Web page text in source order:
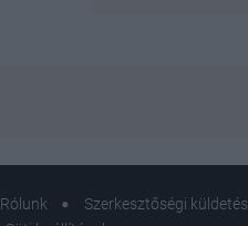
Rólunk Szerkesztőségi küldetés